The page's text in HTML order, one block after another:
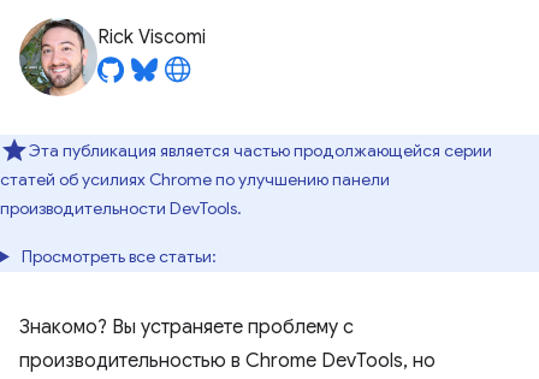
Rick Viscomi
Эта публикация является частью продолжающейся серии
статей об усилиях Chrome по улучшению панели
производительности DevTools.
Просмотреть все статьи:
Знакомо? Вы устраняете проблему с
производительностью в Chrome DevTools, но